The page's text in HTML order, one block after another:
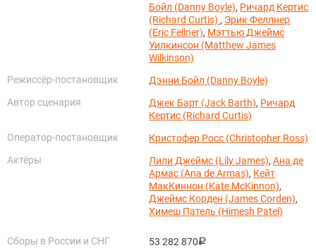
Бойл (Danny Boyle), Ричард Кертис
(Richard Curtis) , Эрик Феллнер
(Eric Fellner), Мэттью Джеймс
Уилкинсон (Matthew James
Wilkinson)
Режиссёр-постановщик
Дэнни Бойл (Danny Boyle)
Автор сценария
Джек Барт (Jack Barth), Ричард
Кертис (Richard Curtis)
Оператор-постановщик
Кристофер Росс (Christopher Ross)
Актёры
Лили Джеймс (Lily James),Ана де
Армас (Ana de Armas), Кейт
МакКиннон (Kate McKinnon),
Джеймс Корден (James Corden),
Химеш Патель (Himesh Patel)
Сборы в России и СНГ 53 282 870руб.